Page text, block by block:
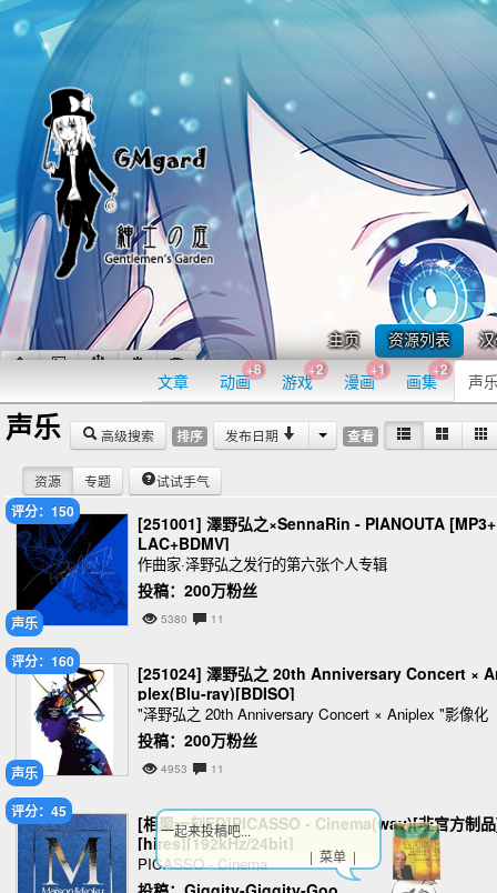
主页 资源列表
文章 动画
+8
游戏
+2
漫画
+1
画集
+2
声
声乐 高级搜索 排序 发布日期 查看
资源 专题 试试手气
声乐
评分：150
[251001] 澤野弘之×SennaRin - PIANOUTA
LAC+BDMV]
作曲家·泽野弘之发行的第六张个人专辑
投稿：200万粉丝
5380 11
声乐
评分：160
[251024] 澤野弘之 20th Anniversary Concert ×
plex(Blu-ray)[BDISO]
"泽野弘之 20th Anniversary Concert × Aniplex "影像化
投稿：200万粉丝
4953 11
评分：45
[相聚一刻ED]PICASSO - Cinema(wav)[非官方制
[hires][192kHz/24bit]
PICASSO - Cinema
一起来投稿吧...
| 菜单 |